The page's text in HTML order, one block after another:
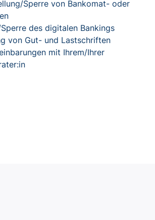
Sperre von Bankomat- oder
des digitalen Bankings
von Gut- und Lastschriften
mit Ihrem/Ihrer